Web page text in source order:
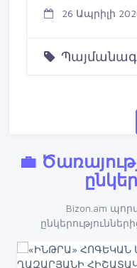
26 Ապրիլի
💼
Bizon.am